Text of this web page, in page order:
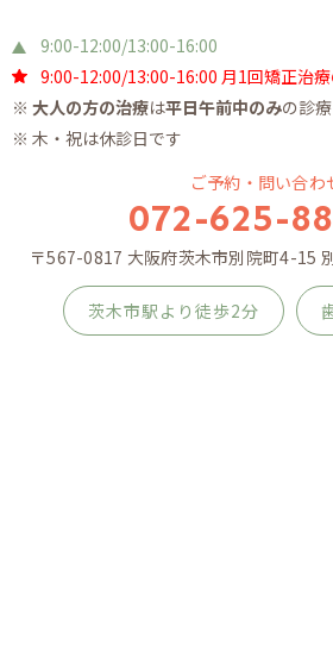
9:00-12:00/13:00-16:00
9:00-12:00/13:00-16:00 月1回矯正治
※ 大人の方の治療は平日午前中のみの診療
※ 木・祝は休診日です
ご予約・問い合わ
072-625-
〒567-0817 大阪府茨木市別院町4-15
茨木市駅より徒歩2分